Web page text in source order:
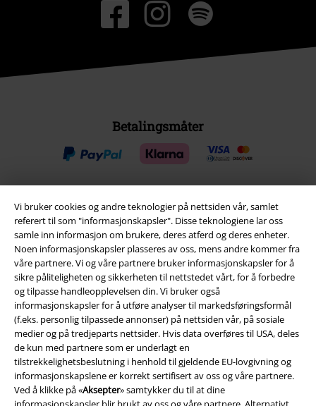
Vi bruker cookies og andre teknologier på nettsiden vår, samlet
referert til som "informasjonskapsler". Disse teknologiene lar oss
samle inn informasjon om brukere, deres atferd og deres enheter.
Noen informasjonskapsler plasseres av oss, mens andre kommer fra
våre partnere. Vi og våre partnere bruker informasjonskapsler for å
sikre påliteligheten og sikkerheten til nettstedet vårt, for å forbedre
og tilpasse handleopplevelsen din. Vi bruker også
informasjonskapsler for å utføre analyser til markedsføringsformål
(f.eks. personlig tilpassede annonser) på nettsiden vår, på sosiale
medier og på tredjeparts nettsider. Hvis data overføres til USA, deles
de kun med partnere som er underlagt en
tilstrekkelighetsbeslutning i henhold til gjeldende EU-lovgivning og
informasjonskapslene er korrekt sertifisert av oss og våre partnere.
Ved å klikke på «Aksepter» samtykker du til at dine
Betalingsmåter
Frakt
EMP App
Her kan du laste ned EMPs nye app helt gratis og ta del i alle de nye
funksjonene og fordelene!